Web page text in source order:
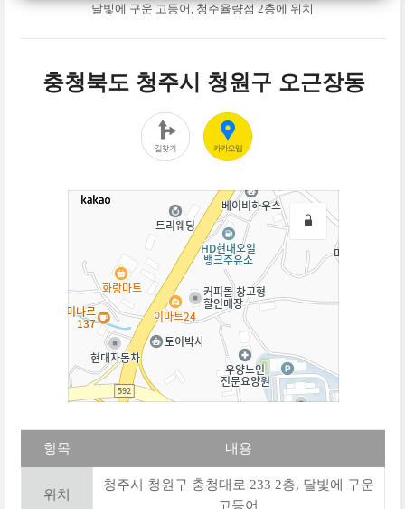
달빛에 구운 고등어, 청주율량점 2층에 위치
항목 내용
위치
청주시 청원구 충청대로 233 2층, 달빛에 구운
고등어